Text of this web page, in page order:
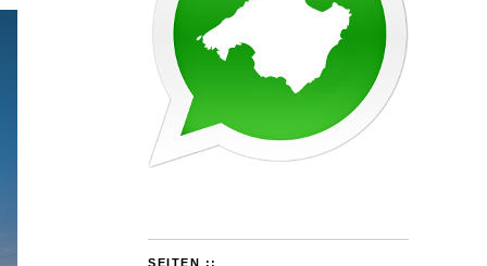
SEITEN ::